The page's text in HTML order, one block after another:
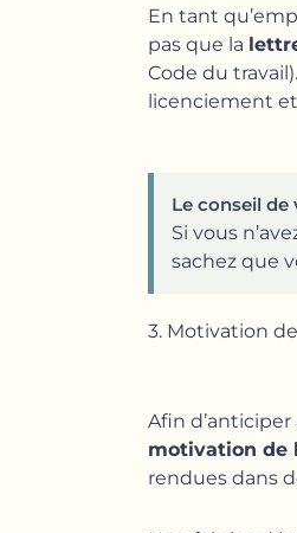
En tant
pas que la
Code du
licenciement
Le conseil de
Si vous
sachez que
3. Motivation
Afin
motivation de
rendues dans